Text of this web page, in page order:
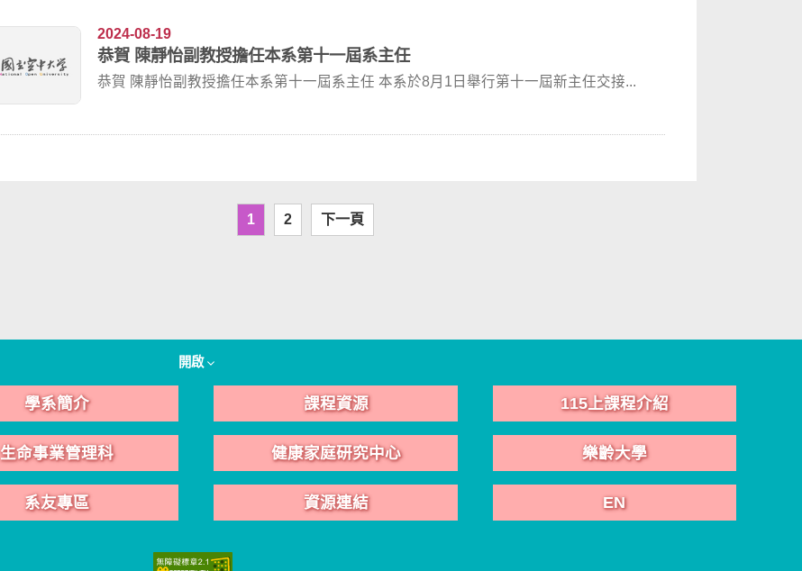
2024-08-19
恭賀 陳靜怡副教授擔任本系第十一屆系主任
恭賀 陳靜怡副教授擔任本系第十一屆系主任 本系於8月1日舉行第十一屆新主任交接...
1 2 下一頁
開啟
學系簡介 課程資源 115上課程介紹
生命事業管理科 健康家庭研究中心 樂齡大學
系友專區 資源連結 EN